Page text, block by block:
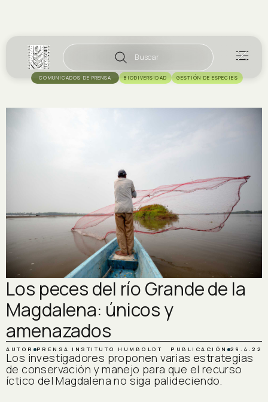
Buscar
COMUNICADOS DE PRENSA BIODIVERSIDAD GESTIÓN DE ESPECIES
Los peces del río Grande de la
Magdalena: únicos y
amenazados
AUTOR PRENSA INSTITUTO HUMBOLDT PUBLICACIÓN 29.4.22
Los investigadores proponen varias estrategias
de conservación y manejo para que el recurso
íctico del Magdalena no siga palideciendo.